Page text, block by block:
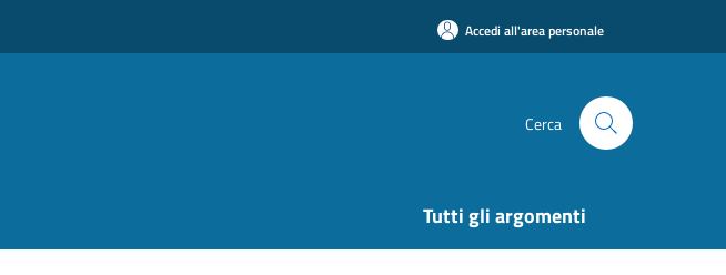
Accedi all'area personale
Cerca
Tutti gli argomenti